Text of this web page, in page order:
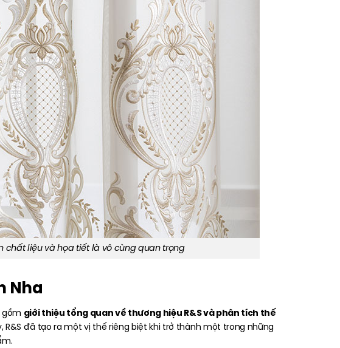
chất liệu và họa tiết là vô cùng quan trọng
Nha
gồm giới thiệu tổng quan về thương hiệu R&S và phân tích thế
đã tạo ra một vị thế riêng biệt khi trở thành một trong những